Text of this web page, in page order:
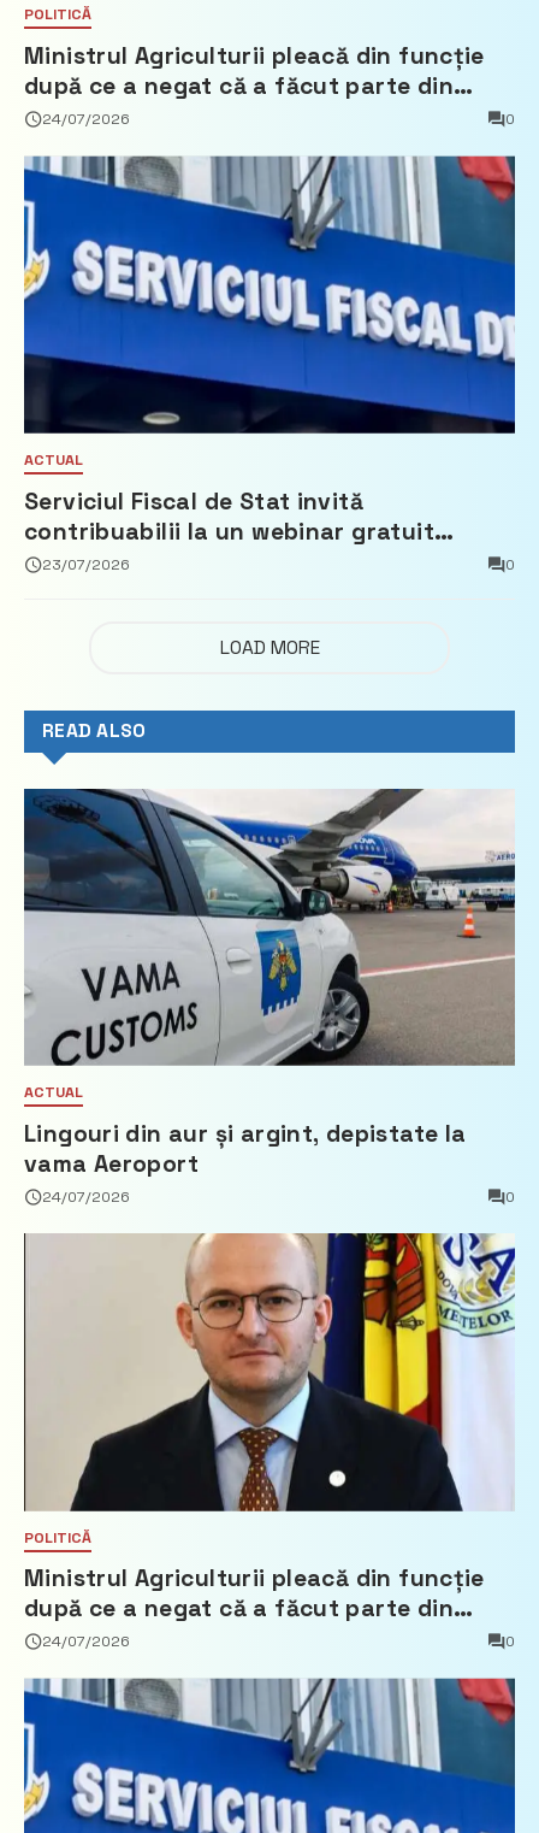
POLITICĂ
Ministrul Agriculturii pleacă din funcție
după ce a negat că a făcut parte din
Partidul Democrat
24/07/2026 0
ACTUAL
Serviciul Fiscal de Stat invită
contribuabilii la un webinar gratuit
privind calculul impozitului pe bunurile
23/07/2026 0
LOAD MORE
READ ALSO
ACTUAL
Lingouri din aur și argint, depistate la
vama Aeroport
24/07/2026 0
POLITICĂ
Ministrul Agriculturii pleacă din funcție
după ce a negat că a făcut parte din
Partidul Democrat
24/07/2026 0